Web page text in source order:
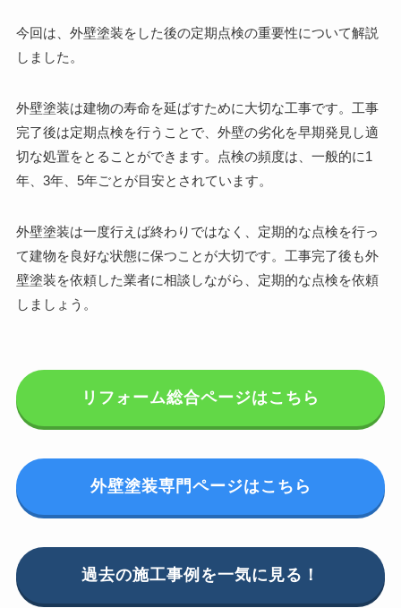
今回は、外壁塗装をした後の定期点検の重要性について解説
しました。
外壁塗装は建物の寿命を延ばすために大切な工事です。工事
完了後は定期点検を行うことで、外壁の劣化を早期発見し適
切な処置をとることができます。点検の頻度は、一般的に1
年、3年、5年ごとが目安とされています。
外壁塗装は一度行えば終わりではなく、定期的な点検を行っ
て建物を良好な状態に保つことが大切です。工事完了後も外
壁塗装を依頼した業者に相談しながら、定期的な点検を依頼
しましょう。
リフォーム総合ページはこちら
外壁塗装専門ページはこちら
過去の施工事例を一気に見る！